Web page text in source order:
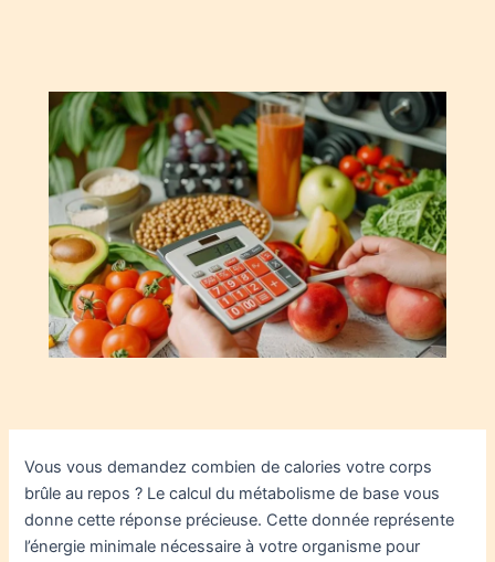
Vous vous demandez combien de calories votre corps
brûle au repos ? Le calcul du métabolisme de base vous
donne cette réponse précieuse. Cette donnée représente
l’énergie minimale nécessaire à votre organisme pour